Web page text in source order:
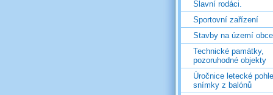
Slavní rodáci.
Sportovní zařízení
Stavby na území obce
Technické památky,
pozoruhodné objekty
Úročnice letecké
snímky z balónů